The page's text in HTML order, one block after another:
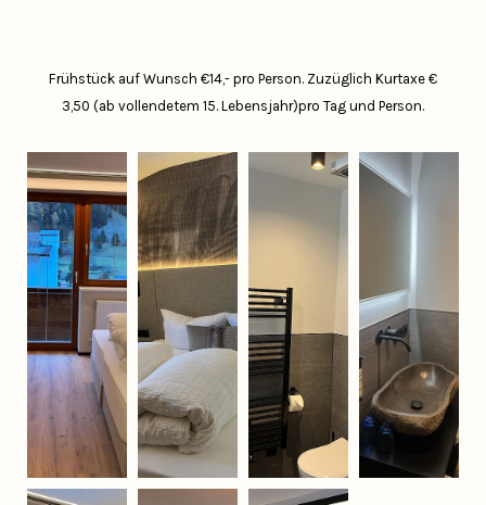
Frühstück auf Wunsch €14,- pro Person. Zuzüglich Kurtaxe €
3,50 (ab vollendetem 15. Lebensjahr)pro Tag und Person.